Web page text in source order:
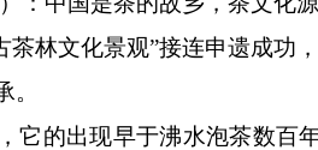
茶林文化景观”接连申遗成功
的出现早于沸水泡茶数百